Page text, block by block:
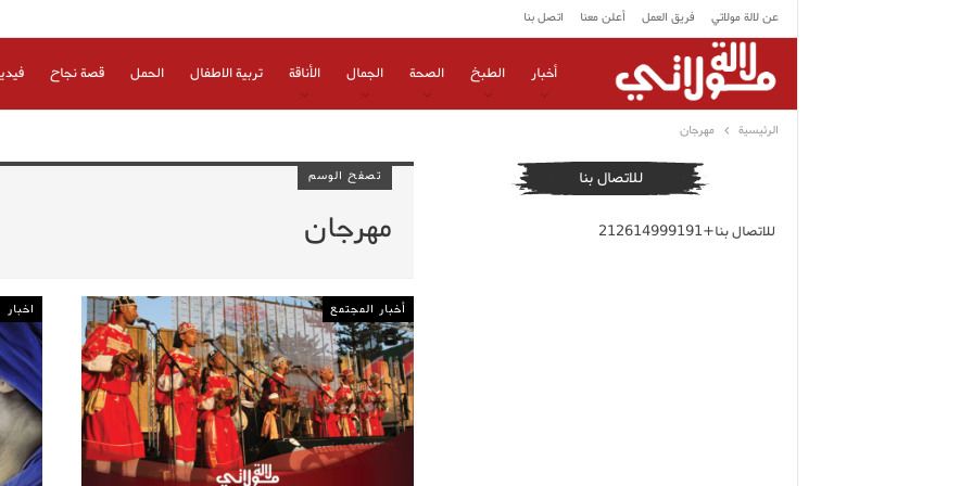
عن لالة مولاتي فريق العمل أعلن معنا اتصل بنا
أخبار الطبخ الصحة الجمال الأناقة تربية الاطفال الحمل قصة نجاح
الرئيسية مهرجان
تصفح الوسم
مهرجان
أخبار المجتمع اخبار
للاتصال بنا
للاتصال بنا+212614999191